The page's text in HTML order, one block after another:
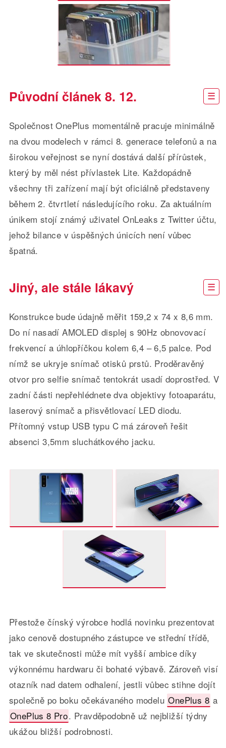
Původní článek 8. 12.
Společnost OnePlus momentálně pracuje minimálně
na dvou modelech v rámci 8. generace telefonů a na
širokou veřejnost se nyní dostává další přírůstek,
který by měl nést přívlastek Lite. Každopádně
všechny tři zařízení mají být oficiálně představeny
během 2. čtvrtletí následujícího roku. Za aktuálním
únikem stojí známý uživatel OnLeaks z Twitter účtu,
jehož bilance v úspěšných únicích není vůbec
špatná.
Jiný, ale stále lákavý
Konstrukce bude údajně měřit 159,2 x 74 x 8,6 mm.
Do ní nasadí AMOLED displej s 90Hz obnovovací
frekvencí a úhlopříčkou kolem 6,4 – 6,5 palce. Pod
nímž se ukryje snímač otisků prstů. Proděravěný
otvor pro selfie snímač tentokrát usadí doprostřed. V
zadní části nepřehlédnete dva objektivy fotoaparátu,
laserový snímač a přisvětlovací LED diodu.
Přítomný vstup USB typu C má zároveň řešit
absenci 3,5mm sluchátkového jacku.
Přestože čínský výrobce hodlá novinku prezentovat
jako cenově dostupného zástupce ve střední třídě,
tak ve skutečnosti může mít vyšší ambice díky
výkonnému hardwaru či bohaté výbavě. Zároveň visí
otazník nad datem odhalení, jestli vůbec stihne dojít
společně po boku očekávaného modelu OnePlus 8 a
OnePlus 8 Pro. Pravděpodobně už nejbližší týdny
ukážou bližší podrobnosti.